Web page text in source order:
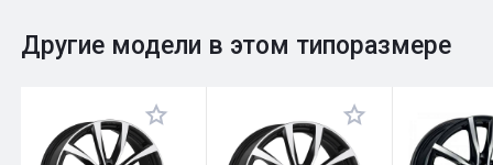
Оставить отзыв
Общий рейтинг 0
Другие модели в этом типоразмере